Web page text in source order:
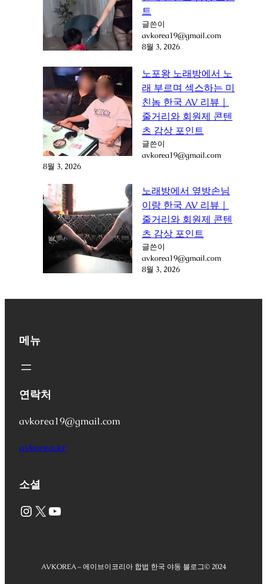
트
글쓴이
avkorea19@gmail.com
8월 3, 2026
노포왕 노래방에서 노
래 부르며 섹스하는 미
친놈 한국 AV 리뷰｜
줄거리와 회원제 콘텐
츠 감상 포인트
글쓴이
avkorea19@gmail.com
8월 3, 2026
노래방에서 옆방손님
이랑 한국 AV 리뷰｜
줄거리와 회원제 콘텐
츠 감상 포인트
글쓴이
avkorea19@gmail.com
8월 3, 2026
메뉴
연락처
avkorea19@gmail.com
avkorea.kr
소셜
Instagram X YouTube
AVKOREA – 에이브이코리아 합법 한국 야동 블로그© 2024